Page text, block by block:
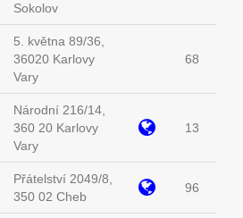
Sokolov
5. května 89/36,
36020 Karlovy
Vary
68
Národní 216/14,
360 20 Karlovy
Vary
13
Přátelství 2049/8,
350 02 Cheb
96